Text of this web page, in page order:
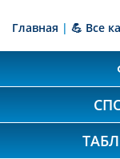
Главная | 💪 Все